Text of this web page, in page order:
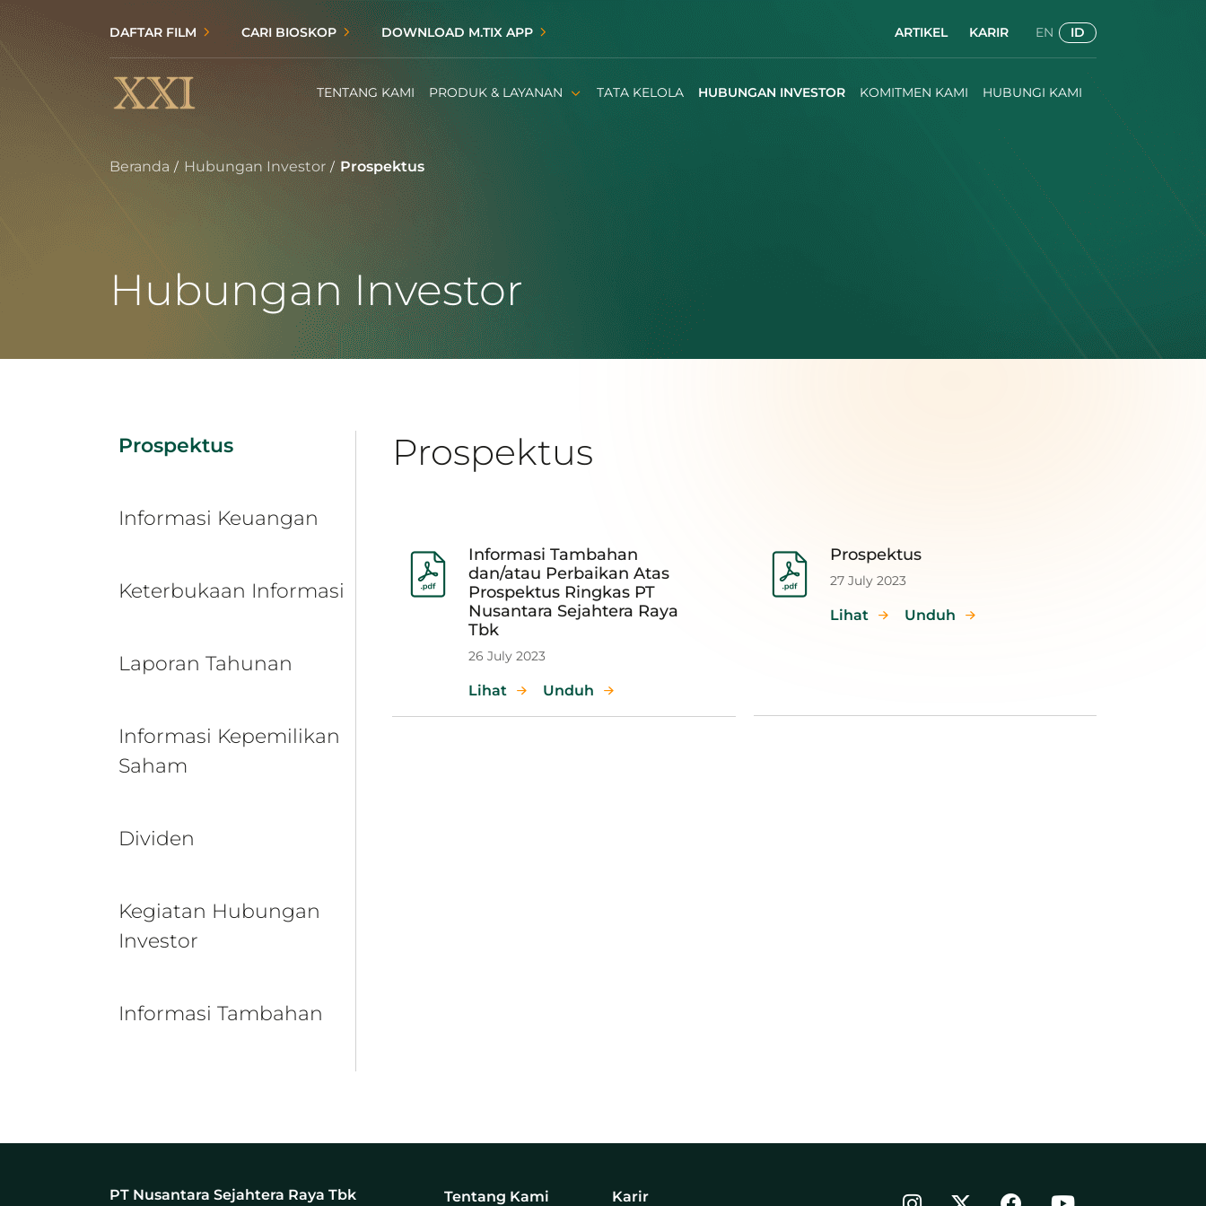
DAFTAR FILM CARI BIOSKOP DOWNLOAD M.TIX APP ARTIKEL KARIR EN ID
TENTANG KAMI PRODUK & LAYANAN TATA KELOLA HUBUNGAN INVESTOR KOMITMEN KAMI HUBUNGI KAMI
Beranda Hubungan Investor Prospektus
Hubungan Investor
Prospektus
Informasi Keuangan
Keterbukaan Informasi
Laporan Tahunan
Informasi Kepemilikan
Saham
Dividen
Kegiatan Hubungan
Investor
Informasi Tambahan
Prospektus
Informasi Tambahan
dan/atau Perbaikan Atas
Prospektus Ringkas PT
Nusantara Sejahtera Raya
Tbk
26 July 2023
Lihat Unduh
Prospektus
27 July 2023
Lihat Unduh
PT Nusantara Sejahtera Raya Tbk Tentang Kami Karir